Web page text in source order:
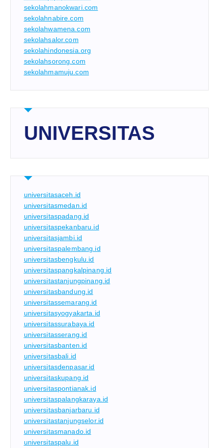
sekolahmanokwari.com
sekolahnabire.com
sekolahwamena.com
sekolahsalor.com
sekolahindonesia.org
sekolahsorong.com
sekolahmamuju.com
UNIVERSITAS
universitasaceh.id
universitasmedan.id
universitaspadang.id
universitaspekanbaru.id
universitasjambi.id
universitaspalembang.id
universitasbengkulu.id
universitaspangkalpinang.id
universitastanjungpinang.id
universitasbandung.id
universitassemarang.id
universitasyogyakarta.id
universitassurabaya.id
universitasserang.id
universitasbanten.id
universitasbali.id
universitasdenpasar.id
universitaskupang.id
universitaspontianak.id
universitaspalangkaraya.id
universitasbanjarbaru.id
universitastanjungselor.id
universitasmanado.id
universitaspalu.id